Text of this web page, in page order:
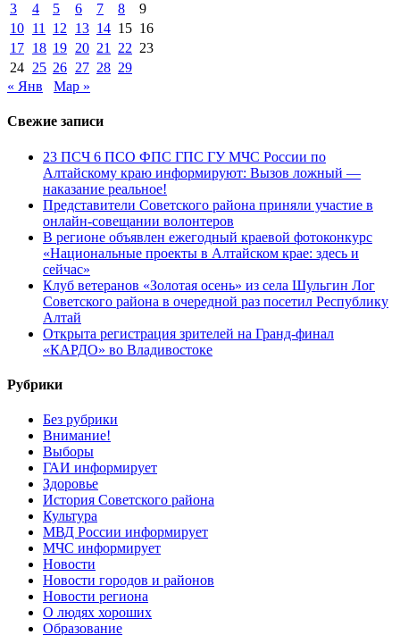
3
4 5 6 7 8
9
10 11 12 13 14 15 16
17 18 19 20 21 22 23
24 25 26 27 28 29
« Янв
Мар »
Свежие записи
23 ПСЧ 6 ПСО ФПС ГПС ГУ МЧС России по
Алтайскому краю информируют: Вызов ложный —
наказание реальное!
Представители Советского района приняли участие в
онлайн-совещании волонтеров
В регионе объявлен ежегодный краевой фотоконкурс
«Национальные проекты в Алтайском крае: здесь и
сейчас»
Клуб ветеранов «Золотая осень» из села Шульгин Лог
Советского района в очередной раз посетил Республику
Алтай
Открыта регистрация зрителей на Гранд-финал
«КАРДО» во Владивостоке
Рубрики
Без рубрики
Внимание!
Выборы
ГАИ информирует
Здоровье
История Советского района
Культура
МВД России информирует
МЧС информирует
Новости
Новости городов и районов
Новости региона
О людях хороших
Образование